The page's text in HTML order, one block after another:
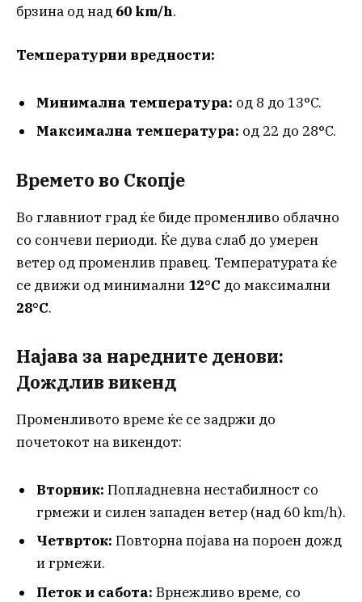
брзина од над 60 km/h.
Температурни вредности:
Минимална температура: од 8 до 13°C.
Максимална температура: од 22 до 28°C.
Времето во Скопје
Во главниот град ќе биде променливо облачно
со сончеви периоди. Ќе дува слаб до умерен
ветер од променлив правец. Температурата ќе
се движи од минимални 12°C до максимални
28°C.
Најава за наредните денови:
Дождлив викенд
Променливото време ќе се задржи до
почетокот на викендот:
Вторник: Попладневна нестабилност со
грмежи и силен западен ветер (над 60 km/h).
Четврток: Повторна појава на пороен дожд
и грмежи.
Петок и сабота: Врнежливо време, со